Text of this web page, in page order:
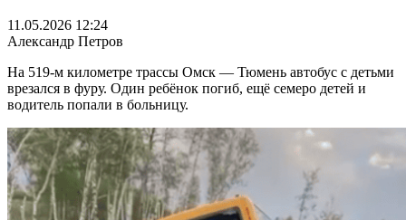
11.05.2026 12:24
Александр Петров
На 519-м километре трассы Омск — Тюмень автобус с детьми
врезался в фуру. Один ребёнок погиб, ещё семеро детей и
водитель попали в больницу.